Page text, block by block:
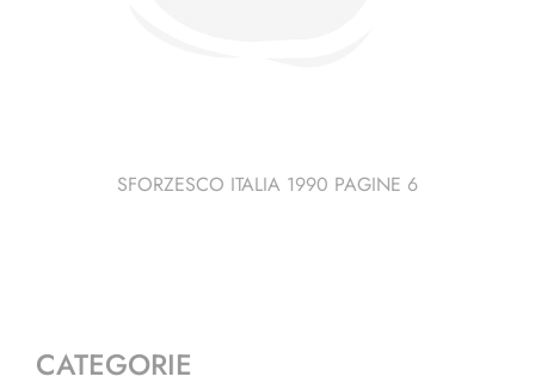
SFORZESCO ITALIA 1990 PAGINE 6
CATEGORIE